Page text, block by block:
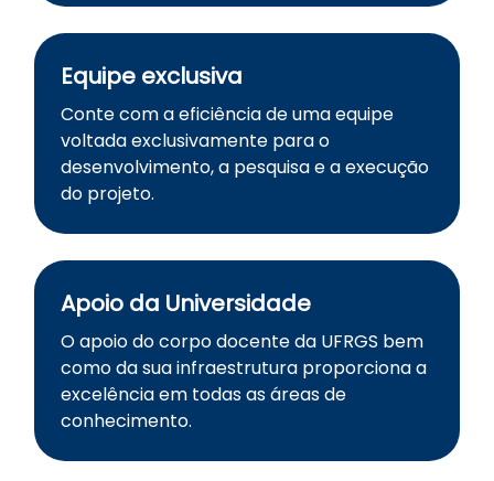
Equipe exclusiva
Conte com a eficiência de uma equipe
voltada exclusivamente para o
desenvolvimento, a pesquisa e a execução
do projeto.
Apoio da Universidade
O apoio do corpo docente da UFRGS bem
como da sua infraestrutura proporciona a
excelência em todas as áreas de
conhecimento.